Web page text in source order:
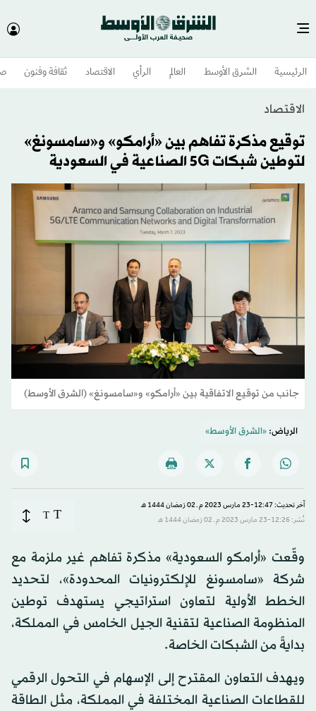
الرئيسية الشرق الأوسط​ العالم الرأي الاقتصاد ثقافة وفنون
الاقتصاد
توقيع مذكرة تفاهم بين «أرامكو» و«سامسونغ»
لتوطين شبكات 5G الصناعية في السعودية
جانب من توقيع الاتفاقية بين «أرامكو» و«سامسونغ» (الشرق الأوسط)
الرياض:«الشرق الأوسط»
آخر تحديث: 12:47-23 مارس 2023 م ـ 02 رَمضان 1444 هـ
نُشر: 12:26-23 مارس 2023 م ـ 02 رَمضان 1444 هـ
T
T
وقّعت «أرامكو السعودية» مذكرة تفاهم غير ملزمة مع
شركة «سامسونغ للإلكترونيات المحدودة»، لتحديد
الخطط الأولية لتعاون استراتيجي يستهدف توطين
المنظومة الصناعية لتقنية الجيل الخامس في المملكة،
بدايةً من الشبكات الخاصة.
ويهدف التعاون المقترح إلى الإسهام في التحول الرقمي
للقطاعات الصناعية المختلفة في المملكة، مثل الطاقة